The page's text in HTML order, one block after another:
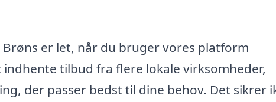
er let, når du bruger vores platform
tilbud fra flere lokale virksomheder,
der passer bedst til dine behov. Det sikrer